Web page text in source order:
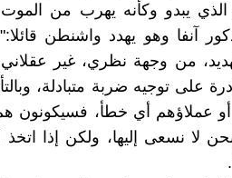
يبدو وکأنه يهرب من الموت
آنفا وهو يهدد واشنطن
من وجهة نظري، غير
على توجيه ضربة متبادلة،
أو عملاؤهم أي خطأ، فسيكونون
لا نسعى إليها، ولكن إذا